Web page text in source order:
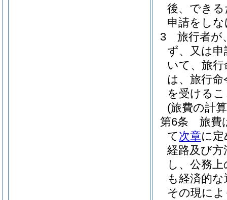
後、でき
申請をし
3
旅行者が
ず、又は
いて、旅
は、旅行
を受ける
(旅費の計
第6条
旅費
て次章に
経路及び
し、公務
も経済的
その現に